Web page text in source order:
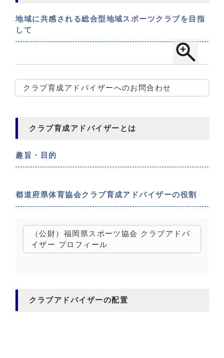
地域に共感される総合型地域スポーツクラブを目指
して
クラブ育成アドバイザーへのお問合わせ
クラブ育成アドバイザーとは
趣旨・目的
都道府県体育協会クラブ育成アドバイザーの役割
（公財）福岡県スポーツ協会 クラブアドバ
イザー プロフィール
クラブアドバイザーの配置